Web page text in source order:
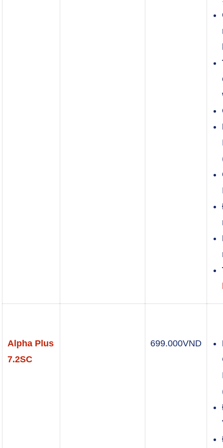
Alpha Plus
7.2SC
699.000VND